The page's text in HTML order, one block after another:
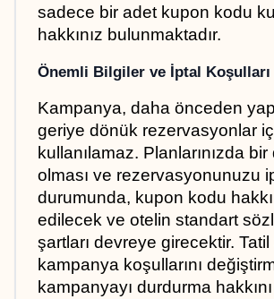
sadece bir adet kupon kodu
hakkınız bulunmaktadır.
Önemli Bilgiler ve İptal Koşulları
Kampanya, daha önceden
geriye dönük rezervasyonlar
kullanılamaz. Planlarınızda
olması ve rezervasyonunuzu
durumunda, kupon kodu
edilecek ve otelin standart
şartları devreye girecektir.
kampanya koşullarını
kampanyayı durdurma